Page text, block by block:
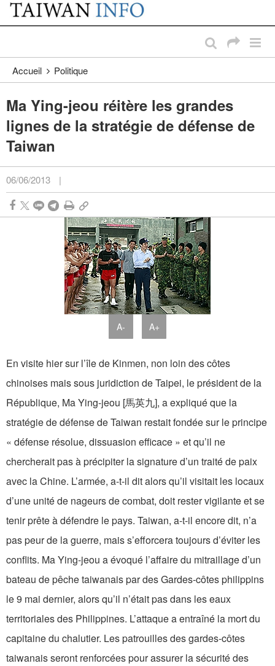
Passer au contenu principal
:::
Accueil Politique
Ma Ying-jeou réitère les grandes
lignes de la stratégie de défense de
Taiwan
06/06/2013 |
A- A+
En visite hier sur l’île de Kinmen, non loin des côtes
chinoises mais sous juridiction de Taipei, le président de la
République, Ma Ying-jeou [馬英九], a expliqué que la
stratégie de défense de Taiwan restait fondée sur le principe
« défense résolue, dissuasion efficace » et qu’il ne
chercherait pas à précipiter la signature d’un traité de paix
avec la Chine. L’armée, a-t-il dit alors qu’il visitait les locaux
d’une unité de nageurs de combat, doit rester vigilante et se
tenir prête à défendre le pays. Taiwan, a-t-il encore dit, n’a
pas peur de la guerre, mais s’efforcera toujours d’éviter les
conflits. Ma Ying-jeou a évoqué l’affaire du mitraillage d’un
bateau de pêche taiwanais par des Gardes-côtes philippins
le 9 mai dernier, alors qu’il n’était pas dans les eaux
territoriales des Philippines. L’attaque a entraîné la mort du
capitaine du chalutier. Les patrouilles des gardes-côtes
taiwanais seront renforcées pour assurer la sécurité des